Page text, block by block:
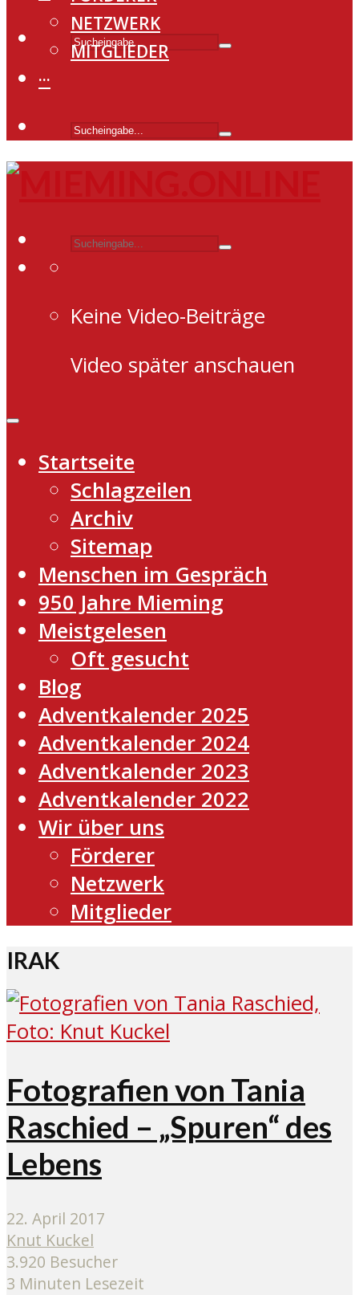
NETZWERK
MITGLIEDER
···
Keine Video-Beiträge
Video später anschauen
Startseite
Schlagzeilen
Archiv
Sitemap
Menschen im Gespräch
950 Jahre Mieming
Meistgelesen
Oft gesucht
Blog
Adventkalender 2025
Adventkalender 2024
Adventkalender 2023
Adventkalender 2022
Wir über uns
Förderer
Netzwerk
Mitglieder
IRAK
Fotografien von Tania
Raschied – „Spuren“ des
Lebens
22. April 2017
Knut Kuckel
3.920 Besucher
3 Minuten Lesezeit